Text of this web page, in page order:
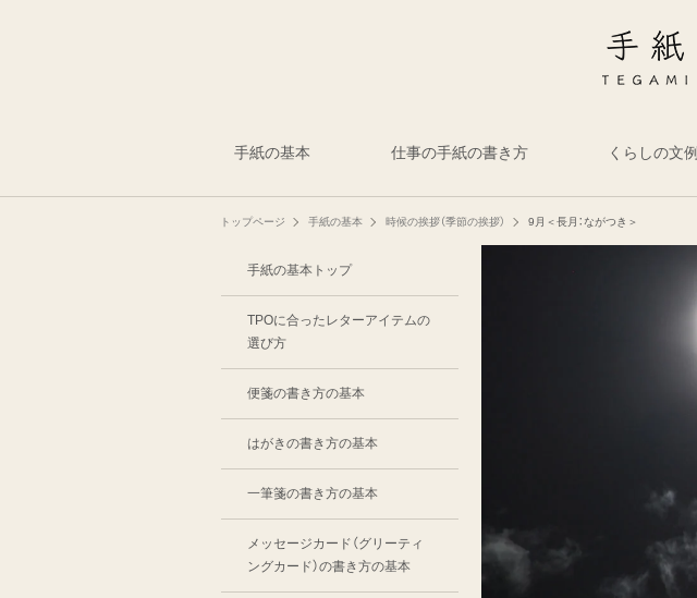
手紙の基本 仕事の手紙の書き方 くらしの文例
トップページ 手紙の基本 時候の挨拶（季節の挨拶） 9月＜長月：ながつき＞
手紙の基本トップ
TPOに合った レターアイテムの
選び方
便箋の書き方の基本
はがきの書き方の基本
一筆箋の書き方の基本
メッセージカード （グリーティ
ングカード）の書き方の基本